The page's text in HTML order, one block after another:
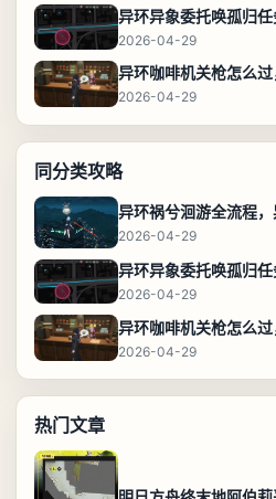
2026-04-29
异环咖啡机关枪怎么
2026-04-29
同分类攻略
异环祸兮洄游全流程
2026-04-29
2026-04-29
异环咖啡机关枪怎么
2026-04-29
热门文章